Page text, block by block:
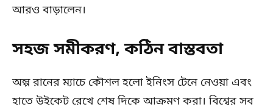
আরও বাড়ালেন।
সহজ সমীকরণ, কঠিন বাস্তবতা
অল্প রানের ম্যাচে কৌশল হলো ইনিংস টেনে নেওয়া এবং
হাতে উইকেট রেখে শেষ দিকে আক্রমণ করা। বিশ্বের সব